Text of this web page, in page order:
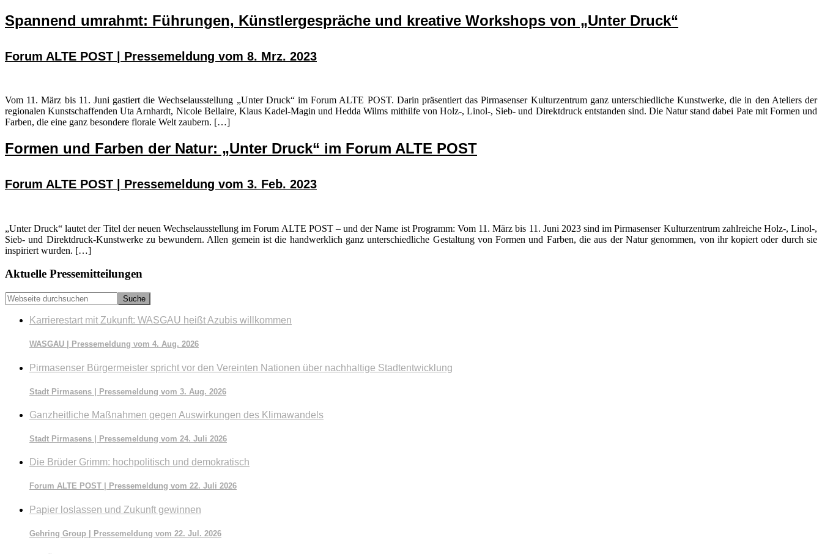
Spannend umrahmt: Führungen, Künstlergespräche und kreative Workshops von „Unter Druck“
Forum ALTE POST | Pressemeldung vom 8. Mrz. 2023
Vom 11. März bis 11. Juni gastiert die Wechselausstellung „Unter Druck“ im Forum ALTE POST. Darin präsentiert das Pirmasenser Kulturzentrum ganz unterschiedliche Kunstwerke, die in den Ateliers der
regionalen Kunstschaffenden Uta Arnhardt, Nicole Bellaire, Klaus Kadel-Magin und Hedda Wilms mithilfe von Holz-, Linol-, Sieb- und Direktdruck entstanden sind. Die Natur stand dabei Pate mit Formen und
Farben, die eine ganz besondere florale Welt zaubern. […]
Formen und Farben der Natur: „Unter Druck“ im Forum ALTE POST
Forum ALTE POST | Pressemeldung vom 3. Feb. 2023
„Unter Druck“ lautet der Titel der neuen Wechselausstellung im Forum ALTE POST – und der Name ist Programm: Vom 11. März bis 11. Juni 2023 sind im Pirmasenser Kulturzentrum zahlreiche Holz-, Linol-,
Sieb- und Direktdruck-Kunstwerke zu bewundern. Allen gemein ist die handwerklich ganz unterschiedliche Gestaltung von Formen und Farben, die aus der Natur genommen, von ihr kopiert oder durch sie
inspiriert wurden. […]
Seitenspalte
Aktuelle Pressemitteilungen
Webseite
durchsuchen
Karrierestart mit Zukunft: WASGAU heißt Azubis willkommen
WASGAU | Pressemeldung vom 4. Aug. 2026
Pirmasenser Bürgermeister spricht vor den Vereinten Nationen über nachhaltige Stadtentwicklung
Stadt Pirmasens | Pressemeldung vom 3. Aug. 2026
Ganzheitliche Maßnahmen gegen Auswirkungen des Klimawandels
Stadt Pirmasens | Pressemeldung vom 24. Juli 2026
Die Brüder Grimm: hochpolitisch und demokratisch
Forum ALTE POST | Pressemeldung vom 22. Juli 2026
Papier loslassen und Zukunft gewinnen
Gehring Group | Pressemeldung vom 22. Jul. 2026